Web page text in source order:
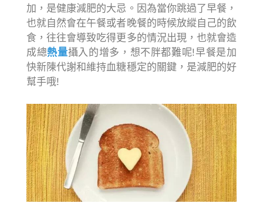
加，是健康減肥的大忌。因為當你跳過了早餐，
也就自然會在午餐或者晚餐的時候放縱自己的飲
食，往往會導致吃得更多的情況出現，也就會造
成總熱量攝入的增多，想不胖都難呢!早餐是加
快新陳代謝和維持血糖穩定的關鍵，是減肥的好
幫手哦!